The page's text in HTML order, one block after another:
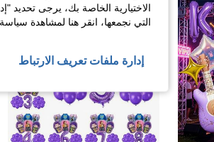
الاختيارية الخاصة بك، يرجى تحديد
التي نجمعها، انقر هنا لمشاهدة
إدارة ملفات تعريف الارتباط